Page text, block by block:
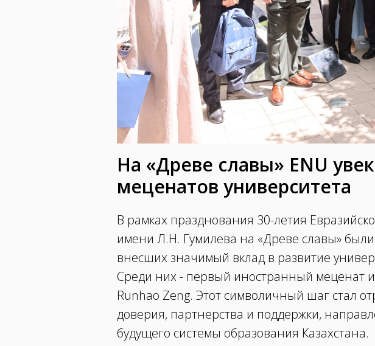
На «Древе славы» ENU
меценатов университета
В рамках празднования 30-летия
имени Л.Н. Гумилева на «Древе славы»
внесших значимый вклад в развитие
Среди них - первый иностранный меценат
Runhao Zeng. Этот символичный шаг стал
доверия, партнерства и поддержки,
будущего системы образования Казахстана.